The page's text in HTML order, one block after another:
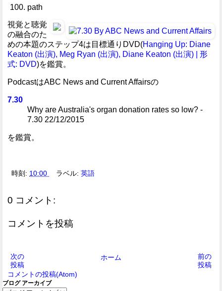
path
視覚と聴覚
の融合のた
めの本題のステップ4は目標通りDVD(Hanging Up: Diane
Keaton (出演), Meg Ryan (出演), Diane Keaton (出演) | 形
式: DVD)を鑑賞。
PodcastはABC News and Current Affairsの
7.30
Why are Australia's organ donation rates so low? -
7.30 22/12/2015
を鑑賞。
時刻: 10:00 ラベル:英語
0 コメント:
コメントを投稿
次の
投稿
前の
投稿
ホーム
コメントの投稿(Atom)
ブログ アーカイブ